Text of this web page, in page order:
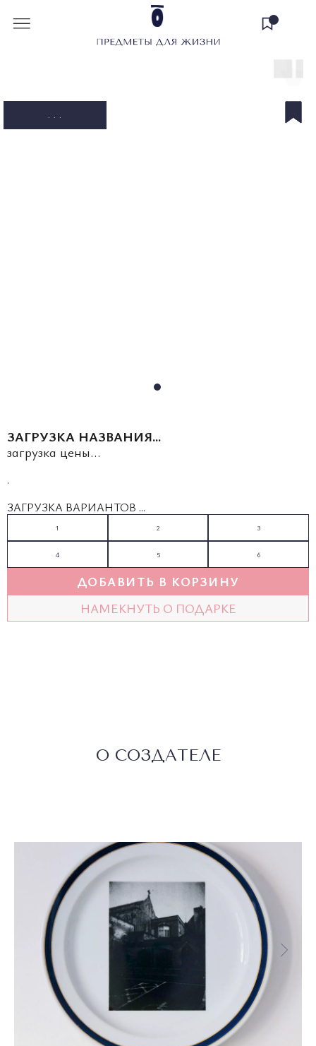
ЗАГРУЗКА НАЗВАНИЯ...
загрузка цены...
.
ЗАГРУЗКА ВАРИАНТОВ ...
1 2 3
4 5 6
ДОБАВИТЬ В КОРЗИНУ
НАМЕКНУТЬ О ПОДАРКЕ
О СОЗДАТЕЛЕ